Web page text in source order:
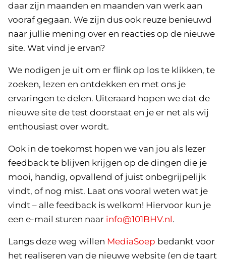
daar zijn maanden en maanden van werk aan
vooraf gegaan. We zijn dus ook reuze benieuwd
naar jullie mening over en reacties op de nieuwe
site. Wat vind je ervan?
We nodigen je uit om er flink op los te klikken, te
zoeken, lezen en ontdekken en met ons je
ervaringen te delen. Uiteraard hopen we dat de
nieuwe site de test doorstaat en je er net als wij
enthousiast over wordt.
Ook in de toekomst hopen we van jou als lezer
feedback te blijven krijgen op de dingen die je
mooi, handig, opvallend of juist onbegrijpelijk
vindt, of nog mist. Laat ons vooral weten wat je
vindt – alle feedback is welkom! Hiervoor kun je
een e-mail sturen naar info@101BHV.nl.
Langs deze weg willen MediaSoep bedankt voor
het realiseren van de nieuwe website (en de taart